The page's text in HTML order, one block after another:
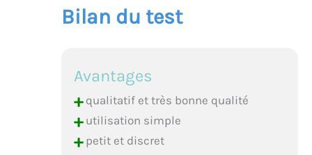
Bilan du test
Avantages
+qualitatif et très bonne qualité
+utilisation simple
+petit et discret